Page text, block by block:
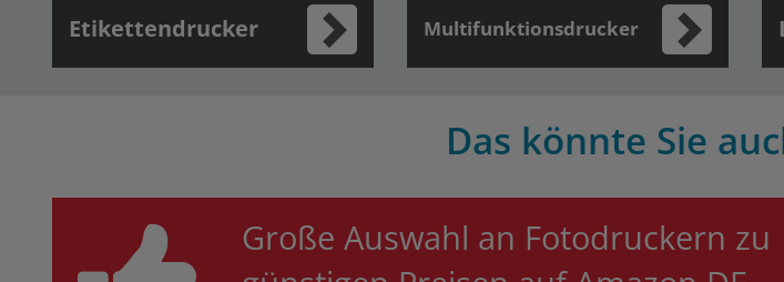
Etikettendrucker Multifunktionsdrucker
Das könnte Sie
Große Auswahl an Fotodruckern zu